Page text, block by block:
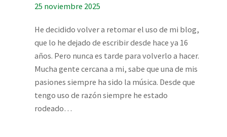
25 noviembre 2025
He decidido volver a retomar el uso de mi blog,
que lo he dejado de escribir desde hace ya 16
años. Pero nunca es tarde para volverlo a hacer.
Mucha gente cercana a mi, sabe que una de mis
pasiones siempre ha sido la música. Desde que
tengo uso de razón siempre he estado
rodeado…